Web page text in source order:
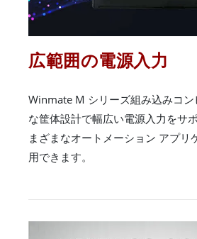
広範囲の電源入力
Winmate M シリーズ組み込みコ
な筐体設計で幅広い電源入力をサ
まざまなオートメーション アプリ
用できます。